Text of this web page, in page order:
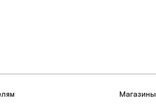
Магазины